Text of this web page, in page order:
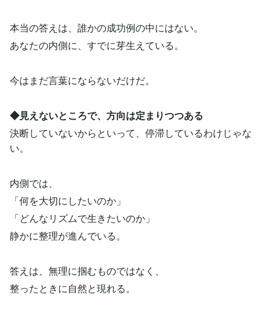
本当の答えは、誰かの成功例の中にはない。
あなたの内側に、すでに芽生えている。
今はまだ言葉にならないだけだ。
◆見えないところで、方向は定まりつつある
決断していないからといって、停滞しているわけじゃな
い。
内側では、
「何を大切にしたいのか」
「どんなリズムで生きたいのか」
静かに整理が進んでいる。
答えは、無理に掴むものではなく、
整ったときに自然と現れる。